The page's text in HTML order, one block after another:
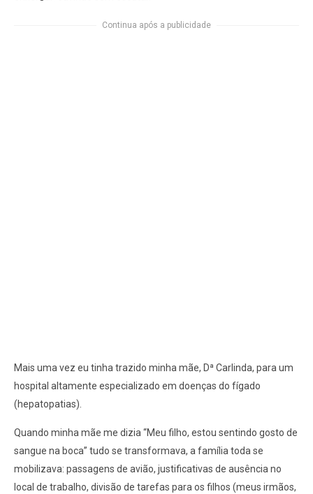
Continua após a publicidade
Mais uma vez eu tinha trazido minha mãe, Dª Carlinda, para um
hospital altamente especializado em doenças do fígado
(hepatopatias).
Quando minha mãe me dizia “Meu filho, estou sentindo gosto de
sangue na boca” tudo se transformava, a família toda se
mobilizava: passagens de avião, justificativas de ausência no
local de trabalho, divisão de tarefas para os filhos (meus irmãos,